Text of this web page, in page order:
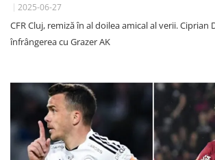
2025-06-27
CFR Cluj, remiză în al doilea amical al verii. Ciprian
înfrângerea cu Grazer AK